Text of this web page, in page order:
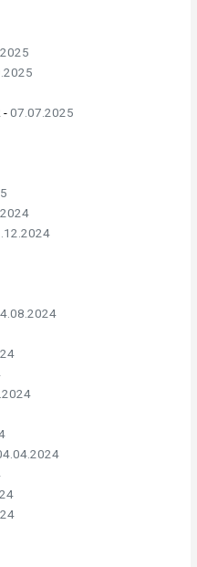
-07.07.2025